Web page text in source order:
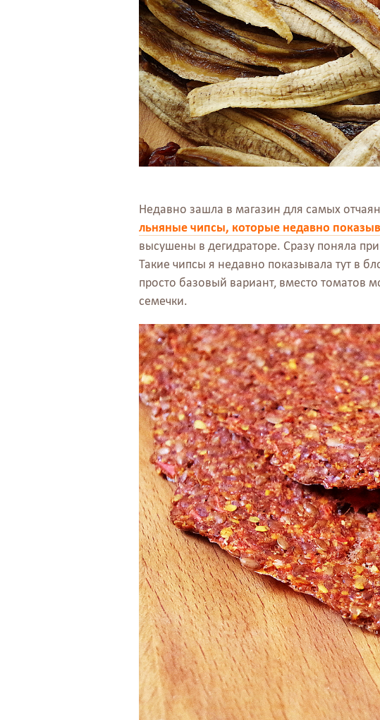
Недавно зашла в магазин для самых
льняные чипсы, которые недавно
высушены в дегидраторе. Сразу поняла
Такие чипсы я недавно показывала тут в
просто базовый вариант, вместо томатов
семечки.